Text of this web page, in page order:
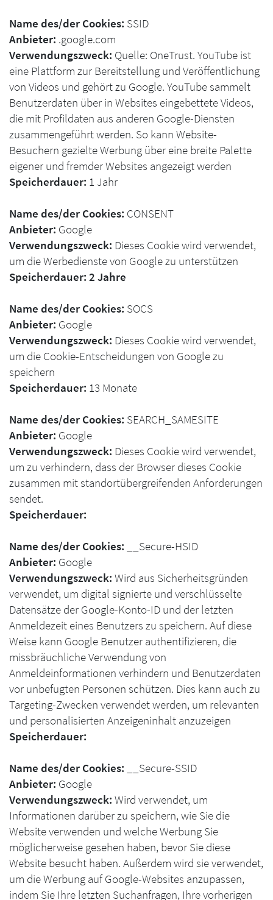
Name des/der Cookies: SSID
Anbieter: .google.com
Verwendungszweck: Quelle: OneTrust. YouTube ist
eine Plattform zur Bereitstellung und Veröffentlichung
von Videos und gehört zu Google. YouTube sammelt
Benutzerdaten über in Websites eingebettete Videos,
die mit Profildaten aus anderen Google-Diensten
zusammengeführt werden. So kann Website-
Besuchern gezielte Werbung über eine breite Palette
eigener und fremder Websites angezeigt werden
Speicherdauer: 1 Jahr
Name des/der Cookies: CONSENT
Anbieter: Google
Verwendungszweck: Dieses Cookie wird verwendet,
um die Werbedienste von Google zu unterstützen
Speicherdauer: 2 Jahre
Name des/der Cookies: SOCS
Anbieter: Google
Verwendungszweck: Dieses Cookie wird verwendet,
um die Cookie-Entscheidungen von Google zu
speichern
Speicherdauer: 13 Monate
Name des/der Cookies: SEARCH_SAMESITE
Anbieter: Google
Verwendungszweck: Dieses Cookie wird verwendet,
um zu verhindern, dass der Browser dieses Cookie
zusammen mit standortübergreifenden Anforderungen
sendet.
Speicherdauer:
Name des/der Cookies:
__Secure-HSID
Anbieter: Google
Verwendungszweck: Wird aus Sicherheitsgründen
verwendet, um digital signierte und verschlüsselte
Datensätze der Google-Konto-ID und der letzten
Anmeldezeit eines Benutzers zu speichern. Auf diese
Weise kann Google Benutzer authentifizieren, die
missbräuchliche Verwendung von
Anmeldeinformationen verhindern und Benutzerdaten
vor unbefugten Personen schützen. Dies kann auch zu
Targeting-Zwecken verwendet werden, um relevanten
und personalisierten Anzeigeninhalt anzuzeigen
Speicherdauer:
Name des/der Cookies:
__Secure-SSID
Anbieter: Google
Verwendungszweck: Wird verwendet, um
Informationen darüber zu speichern, wie Sie die
Website verwenden und welche Werbung Sie
möglicherweise gesehen haben, bevor Sie diese
Website besucht haben. Außerdem wird sie verwendet,
um die Werbung auf Google-Websites anzupassen,
indem Sie Ihre letzten Suchanfragen, Ihre vorherigen